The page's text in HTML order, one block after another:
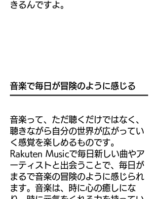
きるんですよ。
音楽で毎日が冒険のように感じる
音楽って、ただ聴くだけではなく、
聴きながら自分の世界が広がってい
く感覚を楽しめるものです。
Rakuten Musicで毎日新しい曲やア
ーティストと出会うことで、毎日が
まるで音楽の冒険のように感じられ
ます。音楽は、時に心の癒しにな